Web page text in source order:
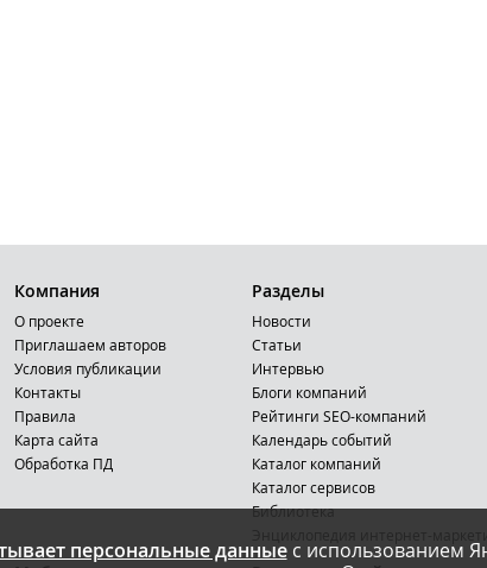
персональные данныес использованием
Компания
О проекте
Приглашаем авторов
Условия публикации
Контакты
Правила
Карта сайта
Обработка ПД
Разделы
Новости
Статьи
Интервью
Блоги компаний
Рейтинги SEO-компаний
Календарь событий
Каталог компаний
Каталог сервисов
Библиотека